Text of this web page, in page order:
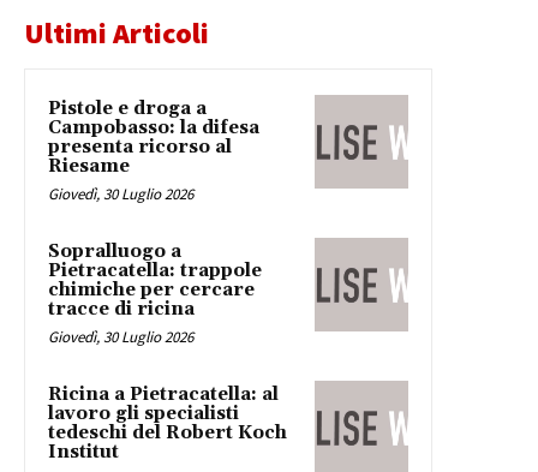
Ultimi Articoli
Pistole e droga a
Campobasso: la difesa
presenta ricorso al
Riesame
Giovedì, 30 Luglio 2026
Sopralluogo a
Pietracatella: trappole
chimiche per cercare
tracce di ricina
Giovedì, 30 Luglio 2026
Ricina a Pietracatella: al
lavoro gli specialisti
tedeschi del Robert Koch
Institut